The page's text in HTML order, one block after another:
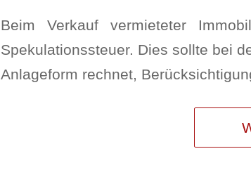
Beim Verkauf vermieteter
Spekulationssteuer. Dies sollte bei
Anlageform rechnet,